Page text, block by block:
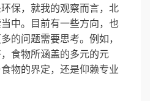
保，就我的观察而言，北
中。目前有一些方向，也
的问题需要思考。例如，
食物所涵盖的多元的元
物的界定，还是仰赖专业